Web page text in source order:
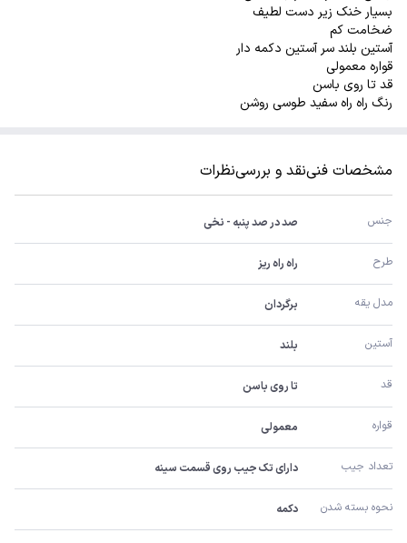
بسیار خنک زیر دست لطیف
ضخامت کم
آستین بلند سر آستین دکمه دار
قواره معمولی
قد تا روی باسن
رنگ راه راه سفید طوسی روشن
مشخصات فنینقد و بررسینظرات
جنس صد در صد پنبه - نخی
طرح راه راه ریز
مدل یقه برگردان
آستین بلند
قد تا روی باسن
قواره معمولی
تعداد جیب دارای تک جیب روی قسمت سینه
نحوه بسته شدن دکمه